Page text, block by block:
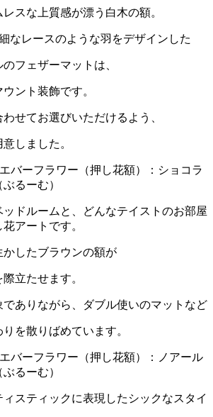
スな上質感が漂う白木の額。
なレースのような羽をデザインした
フェザーマットは、
ント装飾です。
せてお選びいただけるよう、
しました。
バーフラワー（押し花額）：ショコラ
ドルームと、どんなテイストのお部屋
アートです。
したブラウンの額が
立たせます。
ありながら、ダブル使いのマットなど
を散りばめています。
バーフラワー（押し花額）：ノアール
スティックに表現したシックなスタイ